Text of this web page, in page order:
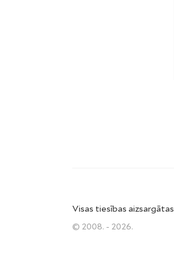
Visas tiesības aizsargātas
© 2008. - 2026.